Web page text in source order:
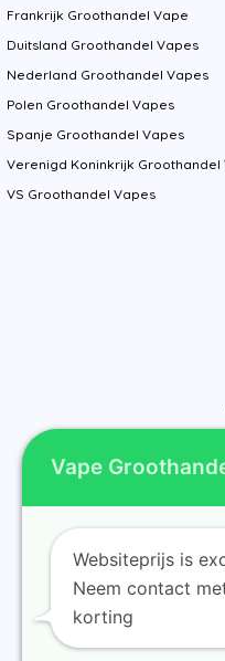
Frankrijk Groothandel Vape
Duitsland Groothandel Vapes
Nederland Groothandel Vapes
Polen Groothandel Vapes
Spanje Groothandel Vapes
Verenigd Koninkrijk Groothandel
VS Groothandel Vapes
Vape
Websiteprijs is
Neem contact
korting